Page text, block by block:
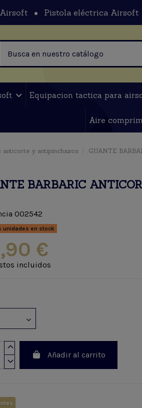
Pistola eléctrica Airsoft
Equipacion tactica para
Aire
anticorte y antipinchazos GUANTE
BARBARIC
002542
unidades en stock
€
incluidos
Añadir al carrito